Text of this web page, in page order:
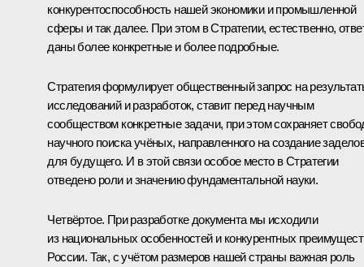
конкурентоспособность нашей экономики и промышленной
сферы и так далее. При этом в Стратегии, естественно,
даны более конкретные и более подробные.
Стратегия формулирует общественный запрос на
исследований и разработок, ставит перед научным
сообществом конкретные задачи, при этом сохраняет
научного поиска учёных, направленного на создание
для будущего. И в этой связи особое место в Стратегии
отведено роли и значению фундаментальной науки.
Четвёртое. При разработке документа мы исходили
из национальных особенностей и конкурентных
России. Так, с учётом размеров нашей страны важная роль